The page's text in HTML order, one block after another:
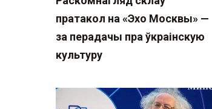
пратакол на «Эхо Москвы» —
за перадачы пра ўкраінскую
культуру